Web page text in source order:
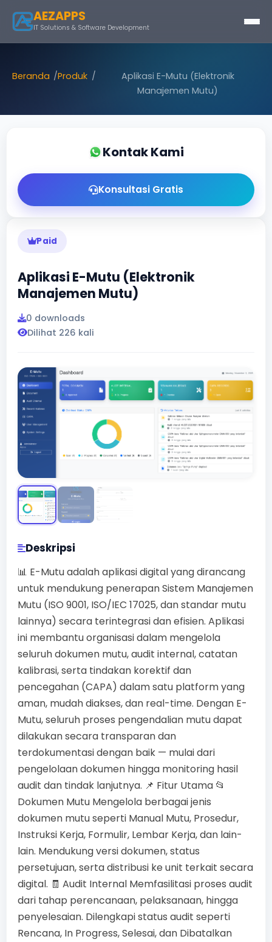
AEZAPPS
IT Solutions & Software Development
Beranda Produk
Aplikasi E-Mutu (Elektronik
Manajemen Mutu)
Paid
Aplikasi E-Mutu (Elektronik
Manajemen Mutu)
0 downloads
Dilihat 226 kali
Deskripsi
📊 E-Mutu adalah aplikasi digital yang dirancang
untuk mendukung penerapan Sistem Manajemen
Mutu (ISO 9001, ISO/IEC 17025, dan standar mutu
lainnya) secara terintegrasi dan efisien. Aplikasi
ini membantu organisasi dalam mengelola
seluruh dokumen mutu, audit internal, catatan
kalibrasi, serta tindakan korektif dan
pencegahan (CAPA) dalam satu platform yang
aman, mudah diakses, dan real-time. Dengan E-
Mutu, seluruh proses pengendalian mutu dapat
dilakukan secara transparan dan
terdokumentasi dengan baik — mulai dari
pengelolaan dokumen hingga monitoring hasil
audit dan tindak lanjutnya. 📌 Fitur Utama 📂
Dokumen Mutu Mengelola berbagai jenis
dokumen mutu seperti Manual Mutu, Prosedur,
Instruksi Kerja, Formulir, Lembar Kerja, dan lain-
lain. Mendukung versi dokumen, status
persetujuan, serta distribusi ke unit terkait secara
digital. 🧾 Audit Internal Memfasilitasi proses audit
dari tahap perencanaan, pelaksanaan, hingga
penyelesaian. Dilengkapi status audit seperti
Rencana, In Progress, Selesai, dan Dibatalkan
Kontak Kami
Konsultasi Gratis